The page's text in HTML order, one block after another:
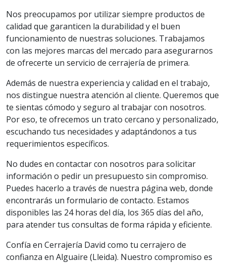
Nos preocupamos por utilizar siempre productos de
calidad que garanticen la durabilidad y el buen
funcionamiento de nuestras soluciones. Trabajamos
con las mejores marcas del mercado para asegurarnos
de ofrecerte un servicio de cerrajería de primera.
Además de nuestra experiencia y calidad en el trabajo,
nos distingue nuestra atención al cliente. Queremos que
te sientas cómodo y seguro al trabajar con nosotros.
Por eso, te ofrecemos un trato cercano y personalizado,
escuchando tus necesidades y adaptándonos a tus
requerimientos específicos.
No dudes en contactar con nosotros para solicitar
información o pedir un presupuesto sin compromiso.
Puedes hacerlo a través de nuestra página web, donde
encontrarás un formulario de contacto. Estamos
disponibles las 24 horas del día, los 365 días del año,
para atender tus consultas de forma rápida y eficiente.
Confía en Cerrajería David como tu cerrajero de
confianza en Alguaire (Lleida). Nuestro compromiso es